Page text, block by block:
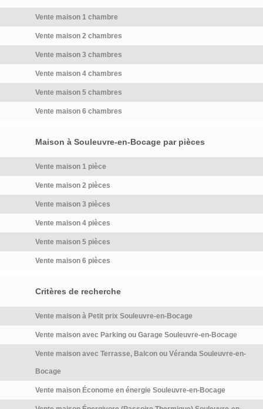
Vente maison 1 chambre
Vente maison 2 chambres
Vente maison 3 chambres
Vente maison 4 chambres
Vente maison 5 chambres
Vente maison 6 chambres
Maison à Souleuvre-en-Bocage par pièces
Vente maison 1 pièce
Vente maison 2 pièces
Vente maison 3 pièces
Vente maison 4 pièces
Vente maison 5 pièces
Vente maison 6 pièces
Critères de recherche
Vente maison à Petit prix Souleuvre-en-Bocage
Vente maison avec Parking ou Garage Souleuvre-en-Bocage
Vente maison avec Terrasse, Balcon ou Véranda Souleuvre-en-
Bocage
Vente maison Économe en énergie Souleuvre-en-Bocage